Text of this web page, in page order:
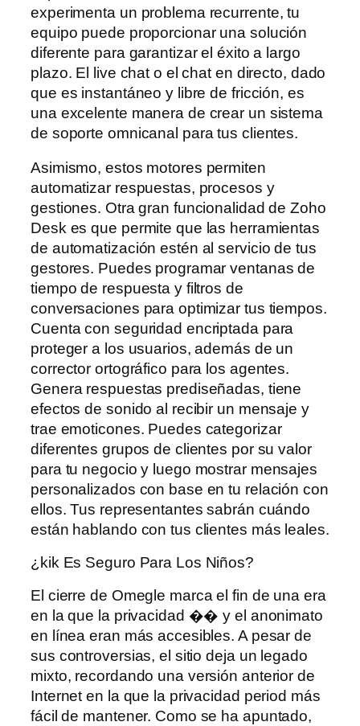
experimenta un problema recurrente, tu
equipo puede proporcionar una solución
diferente para garantizar el éxito a largo
plazo. El live chat o el chat en directo, dado
que es instantáneo y libre de fricción, es
una excelente manera de crear un sistema
de soporte omnicanal para tus clientes.
Asimismo, estos motores permiten
automatizar respuestas, procesos y
gestiones. Otra gran funcionalidad de Zoho
Desk es que permite que las herramientas
de automatización estén al servicio de tus
gestores. Puedes programar ventanas de
tiempo de respuesta y filtros de
conversaciones para optimizar tus tiempos.
Cuenta con seguridad encriptada para
proteger a los usuarios, además de un
corrector ortográfico para los agentes.
Genera respuestas prediseñadas, tiene
efectos de sonido al recibir un mensaje y
trae emoticones. Puedes categorizar
diferentes grupos de clientes por su valor
para tu negocio y luego mostrar mensajes
personalizados con base ​​en tu relación con
ellos. Tus representantes sabrán cuándo
están hablando con tus clientes más leales.
¿kik Es Seguro Para Los Niños?
El cierre de Omegle marca el fin de una era
en la que la privacidad �� y el anonimato
en línea eran más accesibles. A pesar de
sus controversias, el sitio deja un legado
mixto, recordando una versión anterior de
Internet en la que la privacidad period más
fácil de mantener. Como se ha apuntado,